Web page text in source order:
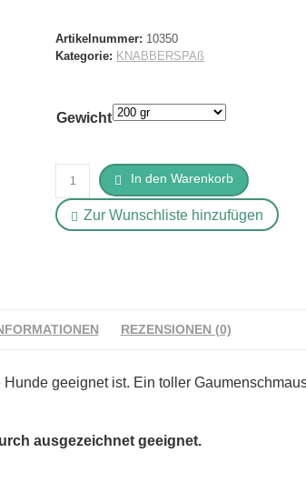
Artikelnummer: 10350
Kategorie: KNABBERSPAß
Gewicht
Schwind's
Huhn-
Cracker
In den Warenkorb
Zur Wunschliste hinzufügen
REZENSIONEN (0)
geeignet ist. Ein toller
ausgezeichnet geeignet.